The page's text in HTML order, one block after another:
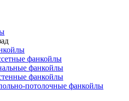
фанкойлы
фанкойлы
фанкойлы
потолочные фанкойлы